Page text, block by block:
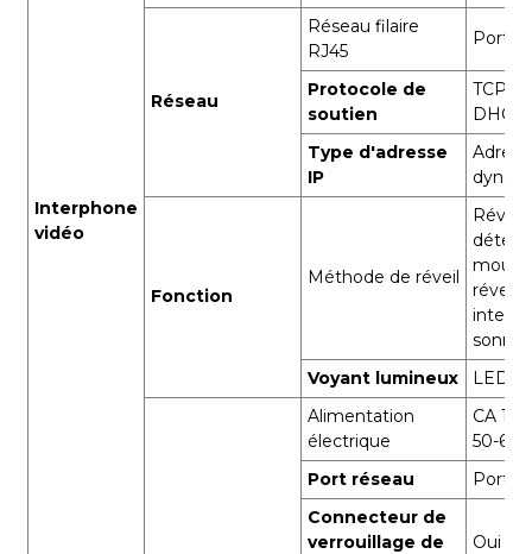
Interphone
vidéo
Réseau
Réseau filaire
RJ45
Port
Protocole de
soutien
TCP/
DHCP
Type d'adresse
IP
Fonction
Méthode de réveil
Réveil
réveil
Voyant lumineux
LED
Alimentation
électrique
CA
50-60
Port réseau
Port
Connecteur de
verrouillage de
Oui